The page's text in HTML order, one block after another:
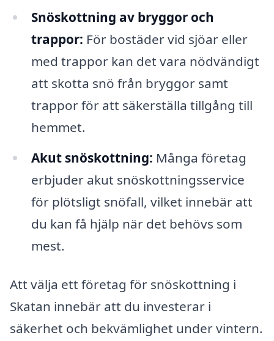
Snöskottning av bryggor och
trappor: För bostäder vid sjöar eller
med trappor kan det vara nödvändigt
att skotta snö från bryggor samt
trappor för att säkerställa tillgång till
hemmet.
Akut snöskottning: Många företag
erbjuder akut snöskottningsservice
för plötsligt snöfall, vilket innebär att
du kan få hjälp när det behövs som
mest.
Att välja ett företag för snöskottning i
Skatan innebär att du investerar i
säkerhet och bekvämlighet under vintern.